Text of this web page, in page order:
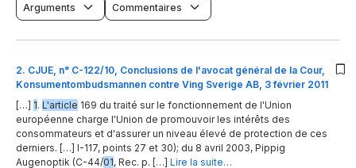
Arguments
Commentaires
2. CJUE, n° C-122/10, Conclusions de l'avocat général de la Cour,
Konsumentombudsmannen contre Ving Sverige AB, 3 février 2011
[…] 1. L'article 169 du traité sur le fonctionnement de l'Union
européenne charge l'Union de promouvoir les intérêts des
consommateurs et d'assurer un niveau élevé de protection de ces
derniers. […] I-117, points 27 et 30); du 8 avril 2003, Pippig
Augenoptik (C-44/01, Rec. p. […] Lire la suite…